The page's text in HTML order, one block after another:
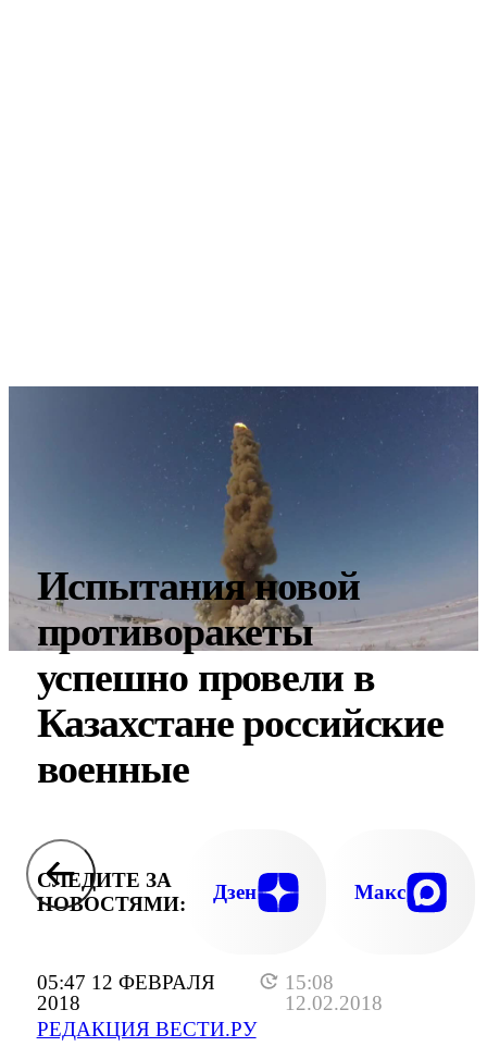
05:47 12 ФЕВРАЛЯ
2018
15:08
12.02.2018
РЕДАКЦИЯ ВЕСТИ.РУ
Испытания новой
противоракеты
успешно провели в
Казахстане российские
военные
СЛЕДИТЕ ЗА
НОВОСТЯМИ:
Дзен Макс